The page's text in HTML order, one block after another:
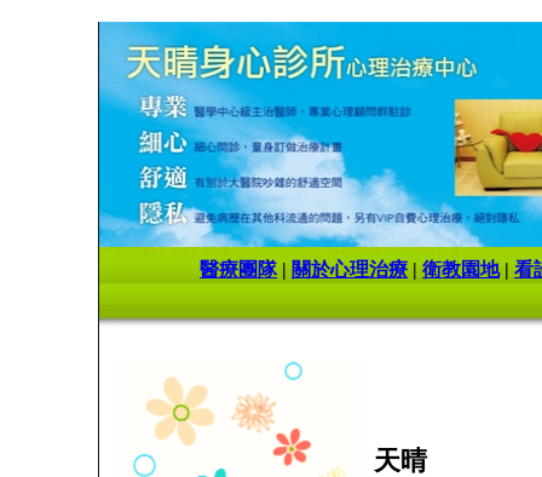
醫療團隊| 關於心理治療 | 衛教園地| 看
天晴